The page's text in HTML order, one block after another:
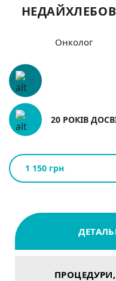
Онколог
20 РОКІВ
1 150 грн